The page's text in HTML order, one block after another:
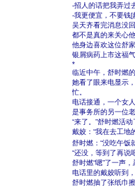
-招人的话把我弄过
-我更便宜，不要钱[
吴天齐看完消息没
都不是真的来关心
他身边喜欢这位舒
银屑病药上市这福
*
临近中午，舒时燃
她看了眼来电显示
忙。
电话接通，一个女
是事务所的另一位
“来了。”舒时燃活
戴姣：“我在去工地
舒时燃：“没吃午饭
“还没，等到了再说
舒时燃“嗯”了一声
电话里的戴姣听到
舒时燃抽了张纸巾